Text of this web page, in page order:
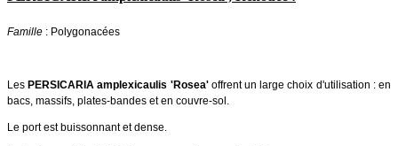
Famille : Polygonacées
Les PERSICARIA amplexicaulis 'Rosea' offrent un large choix d'utilisation : en
bacs, massifs, plates-bandes et en couvre-sol.
Le port est buissonnant et dense.